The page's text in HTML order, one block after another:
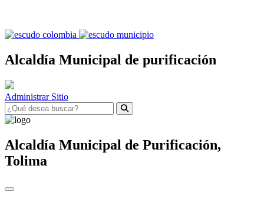
Alcaldía Municipal de purificación
Administrar Sitio
Alcaldía Municipal de Purificación,
Tolima